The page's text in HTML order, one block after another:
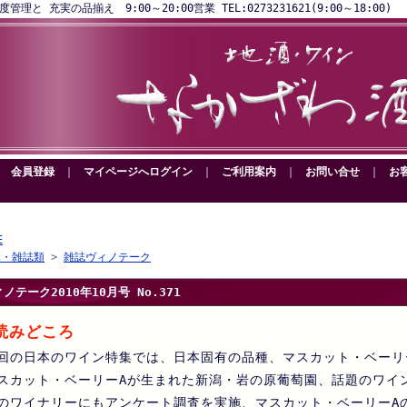
管理と 充実の品揃え 9:00～20:00営業 TEL:0273231621(9:00～18:00)
会員登録 マイページへログイン ご利用案内 お問い合せ お
雑誌類 > 雑誌ヴィノテーク
ノテーク2010年10月号 No.371
みどころ
の日本のワイン特集では、日本固有の品種、マスカット・ベー
カット・ベーリーAが生まれた新潟・岩の原葡萄園、話題のワイ
ワイナリーにもアンケート調査を実施、マスカット・ベーリーA